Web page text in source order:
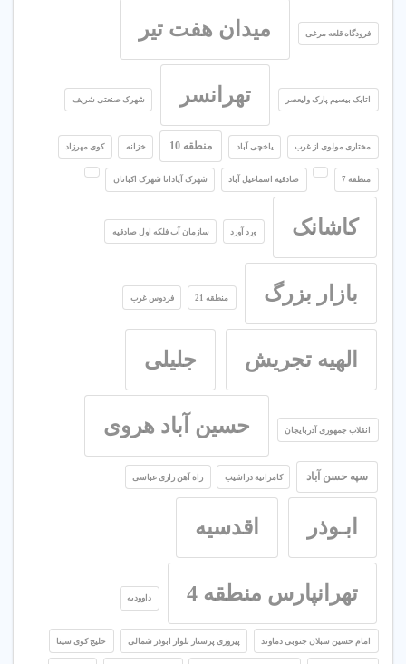
فرودگاه قلعه مرغی میدان هفت تیر
اتابک بیسیم پارک ولیعصر تهرانسر شهرک صنعتی شریف
مختاری مولوی از غرب یاخچی آباد منطقه 10 خزانه کوی مهرزاد
منطقه 7 صادقیه اسماعیل آباد شهرک آپادانا شهرک اکباتان
کاشانک ورد آورد سازمان آب فلکه اول صادقیه
بازار بزرگ منطقه 21 فردوس غرب
الهیه تجریش جلیلی
انقلاب جمهوری آذربایجان حسین آباد هروی
سپه حسن آباد کامرانیه دزاشیب راه آهن رازی عباسی
ابـوذر اقدسیه
تهرانپارس منطقه 4 داوودیه
امام حسین سبلان جنوبی دماوند پیروزی پرستار بلوار ابوذر شمالی خلیج کوی سینا